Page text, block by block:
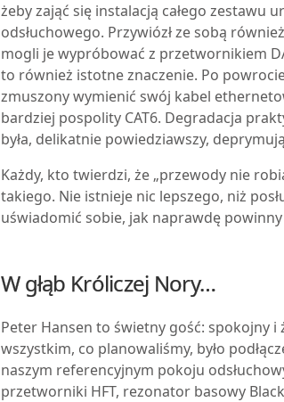
żeby zająć się instalacją całego zestawu
odsłuchowego. Przywiózł ze sobą
mogli je wypróbować z przetwornikiem
to również istotne znaczenie. Po
zmuszony wymienić swój kabel
bardziej pospolity CAT6. Degradacja
była, delikatnie powiedziawszy,
Każdy, kto twierdzi, że „przewody nie
takiego. Nie istnieje nic lepszego, niż
uświadomić sobie, jak naprawdę
W głąb Króliczej Nory…
Peter Hansen to świetny gość: spokojny i
wszystkim, co planowaliśmy, było
naszym referencyjnym pokoju
przetworniki HFT, rezonator basowy